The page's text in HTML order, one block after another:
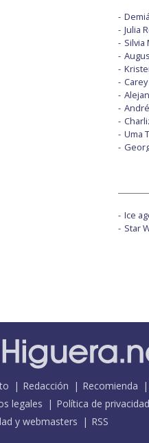
Julia
Silvia
Uma
Ice
Star
Redacción Recomienda
legales
Política de privacidad
y webmasters
RSS